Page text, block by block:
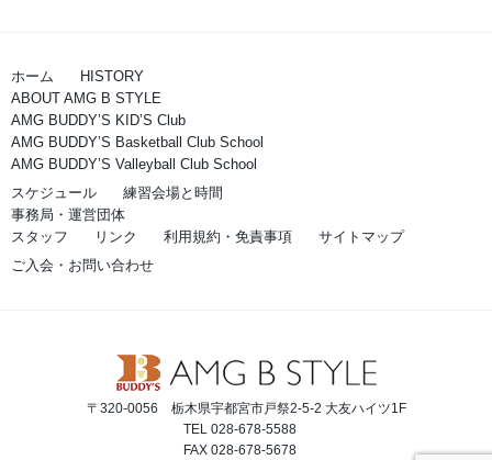
ホーム
HISTORY
ABOUT AMG B STYLE
AMG BUDDY’S KID’S Club
AMG BUDDY’S Basketball Club School
AMG BUDDY’S Valleyball Club School
スケジュール
練習会場と時間
事務局・運営団体
スタッフ
リンク 利用規約・免責事項
サイトマップ
ご入会・お問い合わせ
〒320-0056 栃木県宇都宮市戸祭2-5-2 大友ハイツ1F
TEL 028-678-5588
FAX 028-678-5678